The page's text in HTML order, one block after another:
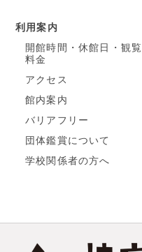
利用案内
開館時間・休館日・観覧
料金
アクセス
館内案内
バリアフリー
団体鑑賞について
学校関係者の方へ